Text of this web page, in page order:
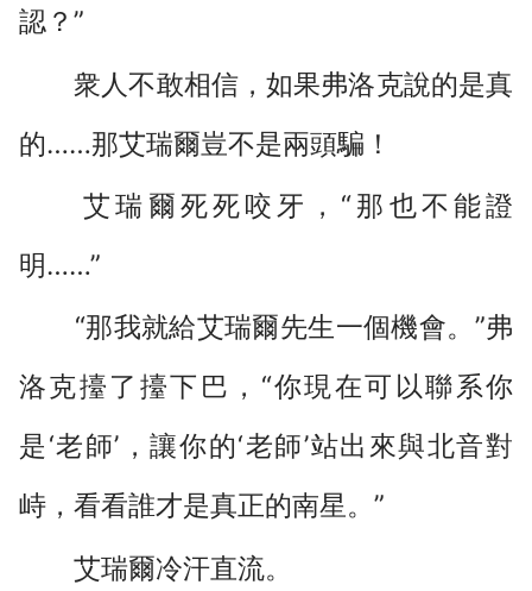
認？”
衆人不敢相信，如果弗洛克說的是真
的……那艾瑞爾豈不是兩頭騙！
艾瑞爾死死咬牙，“那也不能證
明……”
“那我就給艾瑞爾先生一個機會。”弗
洛克擡了擡下巴，“你現在可以聯系你
是‘老師’，讓你的‘老師’站出來與北音對
峙，看看誰才是真正的南星。”
艾瑞爾冷汗直流。